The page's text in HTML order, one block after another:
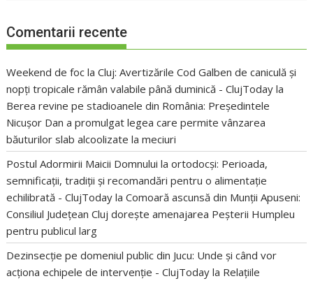
Comentarii recente
Weekend de foc la Cluj: Avertizările Cod Galben de caniculă și
nopți tropicale rămân valabile până duminică - ClujToday la
Berea revine pe stadioanele din România: Președintele
Nicușor Dan a promulgat legea care permite vânzarea
băuturilor slab alcoolizate la meciuri
Postul Adormirii Maicii Domnului la ortodocși: Perioada,
semnificații, tradiții și recomandări pentru o alimentație
echilibrată - ClujToday laComoară ascunsă din Munții Apuseni:
Consiliul Județean Cluj dorește amenajarea Peșterii Humpleu
pentru publicul larg
Dezinsecție pe domeniul public din Jucu: Unde și când vor
acționa echipele de intervenție - ClujToday la Relațiile